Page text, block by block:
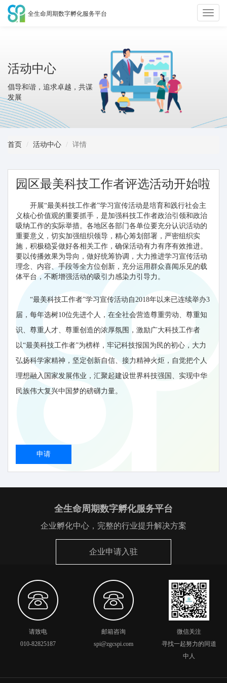
切
全生命周期数字孵化服务平台
活动中心
倡导和谐，追求卓越，共谋
发展
首页 活动中心 详情
园区最美科技工作者评选活动开始啦
开展“最美科技工作者”学习宣传活动是培育和践行社会主
义核心价值观的重要抓手，是加强科技工作者政治引领和政治
吸纳工作的实际举措。各地区各部门各单位要充分认识活动的
重要意义，切实加强组织领导，精心筹划部署，严密组织实
施，积极稳妥做好各相关工作，确保活动有力有序有效推进。
要以传播效果为导向，做好统筹协调，大力推进学习宣传活动
理念、内容、手段等全方位创新，充分运用群众喜闻乐见的载
体平台，不断增强活动的吸引力感染力引导力。
“最美科技工作者”学习宣传活动自2018年以来已连续举办3
届，每年选树10位先进个人，在全社会营造尊重劳动、尊重知
识、尊重人才、尊重创造的浓厚氛围，激励广大科技工作者
以“最美科技工作者”为榜样，牢记科技报国为民的初心，大力
弘扬科学家精神，坚定创新自信、接力精神火炬，自觉把个人
理想融入国家发展伟业，汇聚起建设世界科技强国、实现中华
民族伟大复兴中国梦的磅礴力量。
申请
全生命周期数字孵化服务平台
企业孵化中心，完整的行业提升解决方案
企业申请入驻
请致电
010-82825187
邮箱咨询
spi@zgcspi.com
微信关注
寻找一起努力的同道
中人